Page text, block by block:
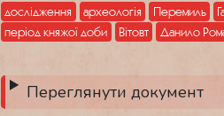
дослідження археологія Перемиль
період княжої доби
Вітовт Данило
Переглянути документ